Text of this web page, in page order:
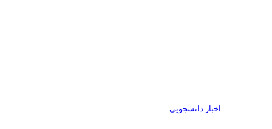
اخبار دانشجویی